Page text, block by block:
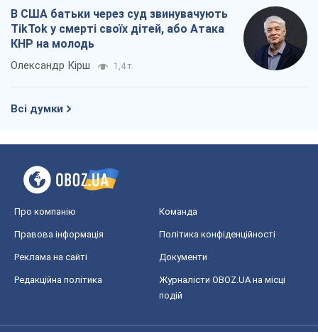
В США батьки через суд звинувачують
TikTok у смерті своїх дітей, або Атака
КНР на молодь
Олександр Кірш 1,4 т.
Всі думки
Про компанію Команда
Правова інформація Політика конфіденційності
Реклама на сайті Документи
Редакційна політика
Журналісти OBOZ.UA на місці
подій